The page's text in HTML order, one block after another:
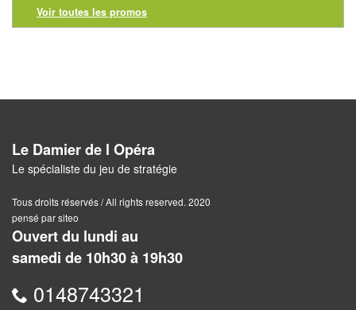
Escape
évolutifs
Jeux
abstraits
Extensions
têtes
Voir toutes les promos
Le Damier de l Opéra
Le spécialiste du jeu de stratégie
Tous droits réservés / All rights reserved. 2020
pensé par siteo
Ouvert du lundi au
samedi de 10h30 à 19h30
0148743321